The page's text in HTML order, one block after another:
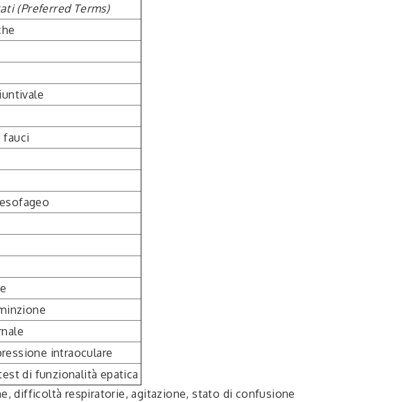
(Preferred Terms)
fauci
intraoculare
di funzionalità epatica
difficoltà respiratorie, agitazione, stato di confusione